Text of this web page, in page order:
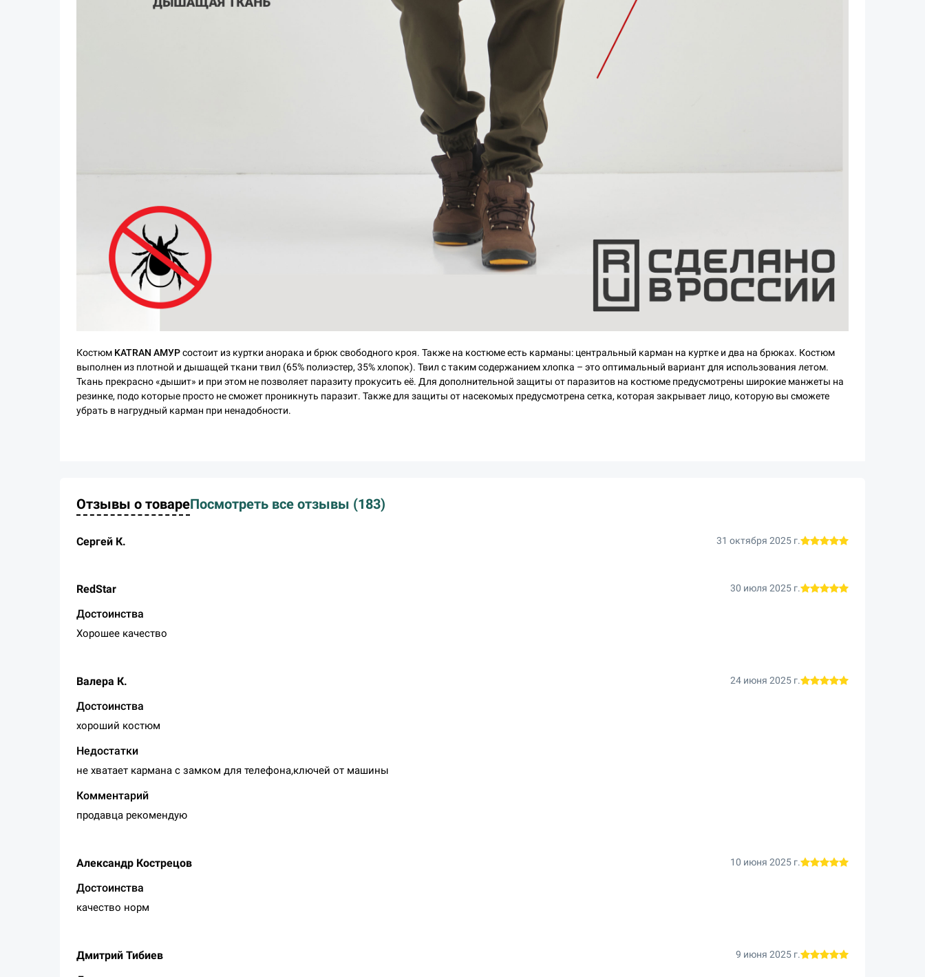
Костюм KATRAN АМУРсостоит из куртки анорака и брюк свободного кроя. Также на костюме есть карманы: центральный карман на куртке и два на брюках. Костюм
выполнен из плотной и дышащей ткани твил (65% полиэстер, 35% хлопок). Твил с таким содержанием хлопка – это оптимальный вариант для использования летом.
Ткань прекрасно «дышит» и при этом не позволяет паразиту прокусить её. Для дополнительной защиты от паразитов на костюме предусмотрены широкие манжеты на
резинке, подо которые просто не сможет проникнуть паразит. Также для защиты от насекомых предусмотрена сетка, которая закрывает лицо, которую вы сможете
убрать в нагрудный карман при ненадобности.
Отзывы о товареПосмотреть все отзывы (183)
Сергей К. 31 октября 2025 г.
RedStar 30 июля 2025 г.
Достоинства
Хорошее качество
Валера К. 24 июня 2025 г.
Достоинства
хороший костюм
Недостатки
не хватает кармана с замком для телефона,ключей от машины
Комментарий
продавца рекомендую
Александр Кострецов 10 июня 2025 г.
Достоинства
качество норм
Дмитрий Тибиев 9 июня 2025 г.